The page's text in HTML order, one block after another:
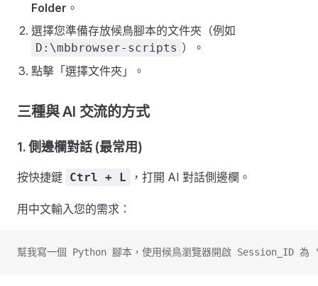
Folder 。
選擇您準備存放候鳥腳本的文件夾（例如
D:\mbbrowser-scripts ）。
點擊「選擇文件夾」。
三種與 AI 交流的方式
1. 側邊欄對話 (最常用)
按快捷鍵 Ctrl + L ，打開 AI 對話側邊欄。
用中文輸入您的需求：
幫我寫一個 Python 腳本，使用候鳥瀏覽器開啟 Session_ID